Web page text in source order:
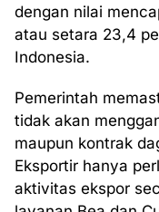
dengan nilai
atau setara 23,4
Indonesia.
Pemerintah
tidak akan
maupun kontrak
Eksportir hanya
aktivitas ekspor